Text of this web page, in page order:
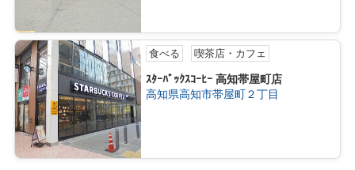
食べる 喫茶店・カフェ
ｽﾀｰﾊﾞｯｸｽｺｰﾋｰ 高知帯屋町店
高知県高知市帯屋町２丁目